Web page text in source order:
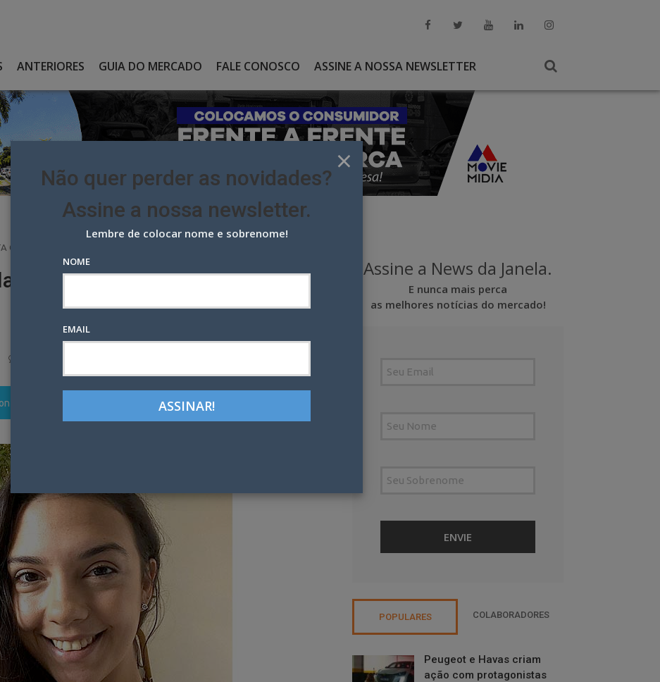
ANTERIORES GUIA DO MERCADO FALE CONOSCO ASSINE A NOSSA NEWSLETTER
CAMILA ARÊAS PARA A EQUIPE DE ATENDIMENTO
Arêas para a equipe de
on Twitter LinkedIn Pinterest
Assine a News da Janela.
E nunca mais perca
as melhores notícias do mercado!
POPULARES COLABORADORES
Peugeot e Havas criam
ação com protagonistas
×
Não quer perder as novidades?
Assine a nossa newsletter.
Lembre de colocar nome e sobrenome!
NOME
EMAIL